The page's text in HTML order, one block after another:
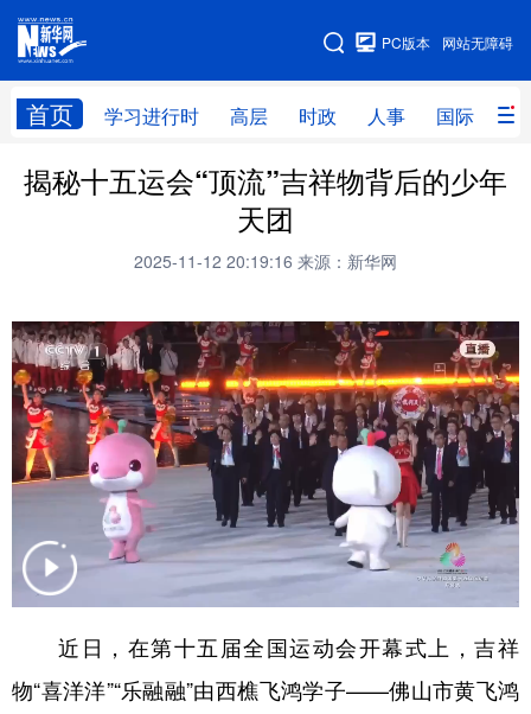
网站无障碍
PC版本
首页 学习进行时 高层 时政 人事 国际 财
网站地图
学习进行时 高层 时政 人事
全球连线
科技 科创 量子 体育
文化 书画 健康 军事
访谈 视频 图片 政务
法律 中央文件 金融 汽车
人居 信息化 数字经济
学术中国 乡村振兴 银龄 溯源中国
彩票 娱乐 时尚 悦读
揭秘十五运会“顶流”吉祥物背后的少年
天团
2025-11-12 20:19:16 来源：新华网
近日，在第十五届全国运动会开幕式上，吉祥
物“喜洋洋”“乐融融”由西樵飞鸿学子——佛山市黄飞鸿